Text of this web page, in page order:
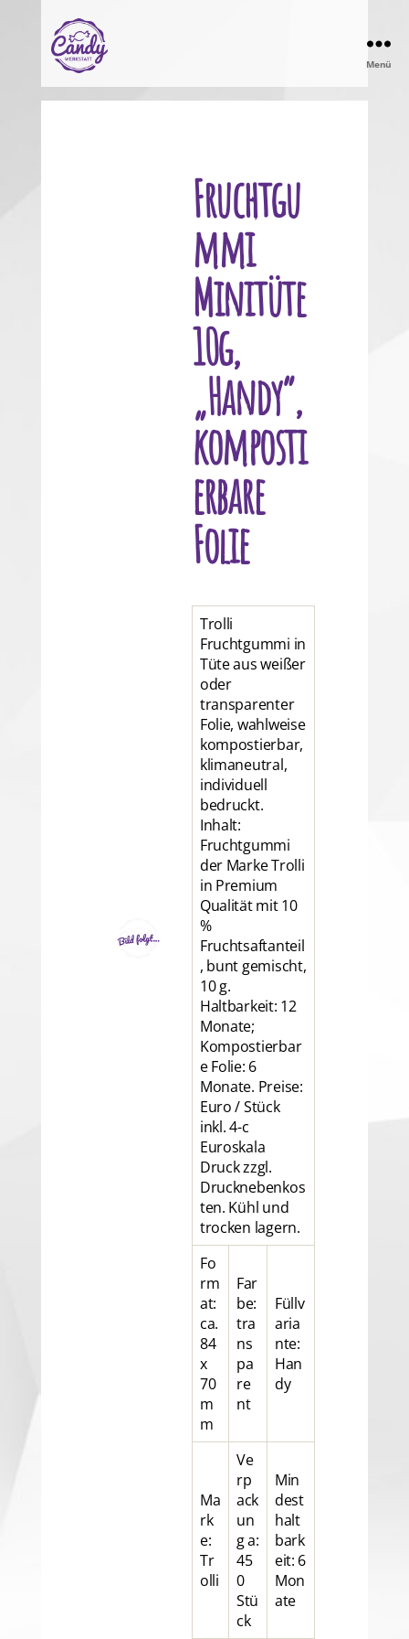
Candy
Werkstatt
Menü
Fruchtgu
mmi
Minitüte
10g,
„Handy“,
komposti
erbare
Folie
Trolli
Fruchtgummi in
Tüte aus weißer
oder
transparenter
Folie, wahlweise
kompostierbar,
klimaneutral,
individuell
bedruckt.
Inhalt:
Fruchtgummi
der Marke Trolli
in Premium
Qualität mit 10
%
Fruchtsaftanteil
, bunt gemischt,
10 g.
Haltbarkeit: 12
Monate;
Kompostierbar
e Folie: 6
Monate. Preise:
Euro / Stück
inkl. 4-c
Euroskala
Druck zzgl.
Drucknebenkos
ten. Kühl und
trocken lagern.
Fo
rm
at:
ca.
84
x
70
m
m
Far
be:
tra
ns
pa
re
nt
Füllv
aria
nte:
Han
dy
Ma
rk
e:
Tr
olli
Ve
rp
ack
un
g a:
45
0
Stü
ck
Min
dest
halt
bark
eit: 6
Mon
ate